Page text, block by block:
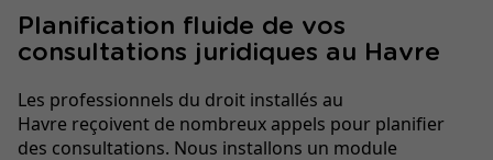
Planification fluide de vos
consultations juridiques au Havre
Les professionnels du droit installés au
Havre reçoivent de nombreux appels pour planifier
des consultations. Nous installons un module